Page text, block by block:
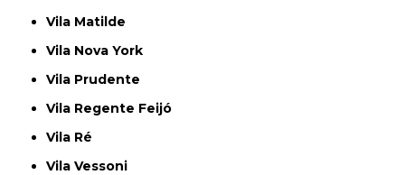
Vila Matilde
Vila Nova York
Vila Prudente
Vila Regente Feijó
Vila Ré
Vila Vessoni